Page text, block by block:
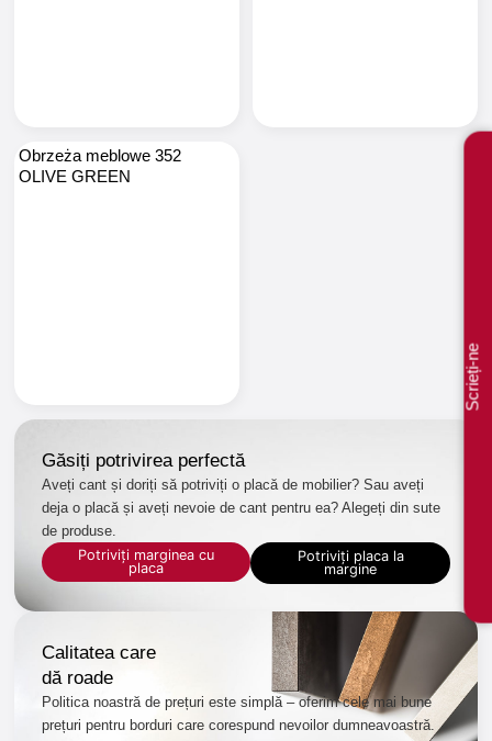
Obrzeża meblowe 352
OLIVE GREEN
Găsiți potrivirea perfectă
Aveți cant și doriți să potriviți o placă de mobilier? Sau aveți
deja o placă și aveți nevoie de cant pentru ea? Alegeți din sute
de produse.
Potriviți marginea cu
placa
Potriviți placa la
margine
Calitatea care
dă roade
Politica noastră de prețuri este simplă – oferim cele mai bune
prețuri pentru borduri care corespund nevoilor dumneavoastră.
Scrieți-ne